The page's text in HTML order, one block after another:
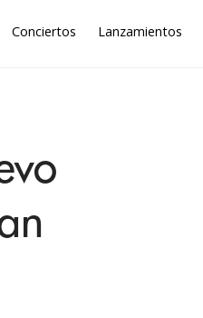
Conciertos Lanzamientos